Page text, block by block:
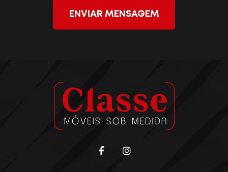
ENVIAR MENSAGEM